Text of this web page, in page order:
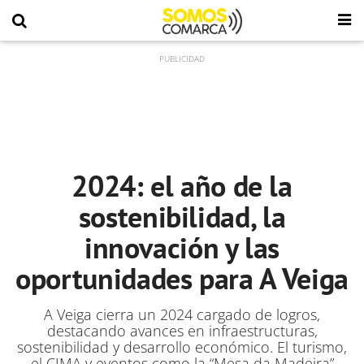
2024: el año de la
sostenibilidad, la
innovación y las
oportunidades para A Veiga
A Veiga cierra un 2024 cargado de logros,
destacando avances en infraestructuras,
sostenibilidad y desarrollo económico. El turismo,